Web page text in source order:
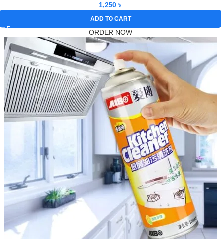
1,250 ৳
ADD TO CART
ORDER NOW